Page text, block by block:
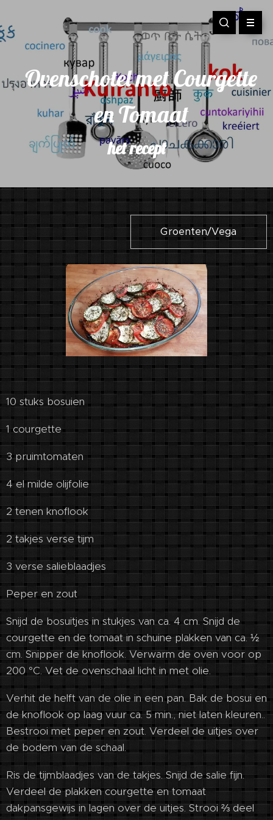
Ovenschotel met Courgette
en Tomaat
het recept
Groenten/Vega
10 stuks bosuien
1 courgette
3 pruimtomaten
4 el milde olijfolie
2 tenen knoflook
2 takjes verse tijm
3 verse salieblaadjes
Peper en zout
Snijd de bosuitjes in stukjes van ca. 4 cm. Snijd de
courgette en de tomaat in schuine plakken van ca. ½
cm. Snipper de knoflook. Verwarm de oven voor op
200 °C. Vet de ovenschaal licht in met olie.
Verhit de helft van de olie in een pan. Bak de bosui en
de knoflook op laag vuur ca. 5 min., niet laten kleuren..
Bestrooi met peper en zout. Verdeel de uitjes over
de bodem van de schaal.
Ris de tijmblaadjes van de takjes. Snijd de salie fijn.
Verdeel de plakken courgette en tomaat
dakpansgewijs in lagen over de uitjes. Strooi ⅔ deel